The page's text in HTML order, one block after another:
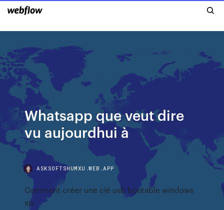
Whatsapp que veut dire
vu aujourdhui à
ASKSOFTSHUMXU.WEB.APP
Comment créer une clé usb bootable windows
xp